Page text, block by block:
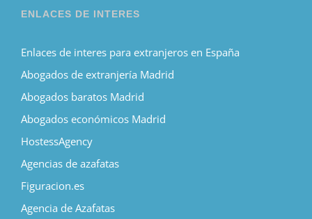
ENLACES DE INTERES
Enlaces de interes para extranjeros en España
Abogados de extranjería Madrid
Abogados baratos Madrid
Abogados económicos Madrid
HostessAgency
Agencias de azafatas
Figuracion.es
Agencia de Azafatas